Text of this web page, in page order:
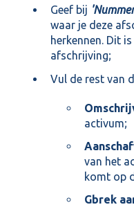
Geef bij
waar je deze
herkennen. Dit
afschrijving;
Vul de rest van
activum;
van het
komt op
Gbrek